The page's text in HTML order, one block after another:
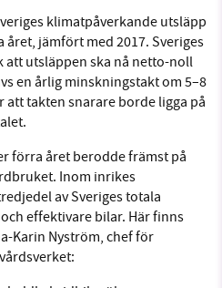
LinkedIn
klimatpåverkande utsläpp
jämfört med 2017. Sveriges
att utsläppen ska nå netto-noll
en årlig minskningstakt om 5–8
takten snarare borde ligga på
förra året berodde främst på
Inom inrikes
av Sveriges totala
effektivare bilar. Här finns
Karin Nyström, chef för
hållbar framtid. Sedan
ideella redaktion drivit
framåt genom
granskningar. Nu vill vi
och vi hoppas att du
oss.
att swisha en slant till
vi vill göra